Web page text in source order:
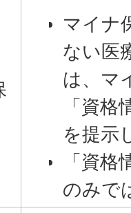
マイナ
ない医
は、マ
「資
を提示
「資
のみで